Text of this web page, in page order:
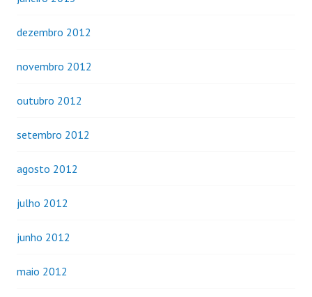
dezembro 2012
novembro 2012
outubro 2012
setembro 2012
agosto 2012
julho 2012
junho 2012
maio 2012